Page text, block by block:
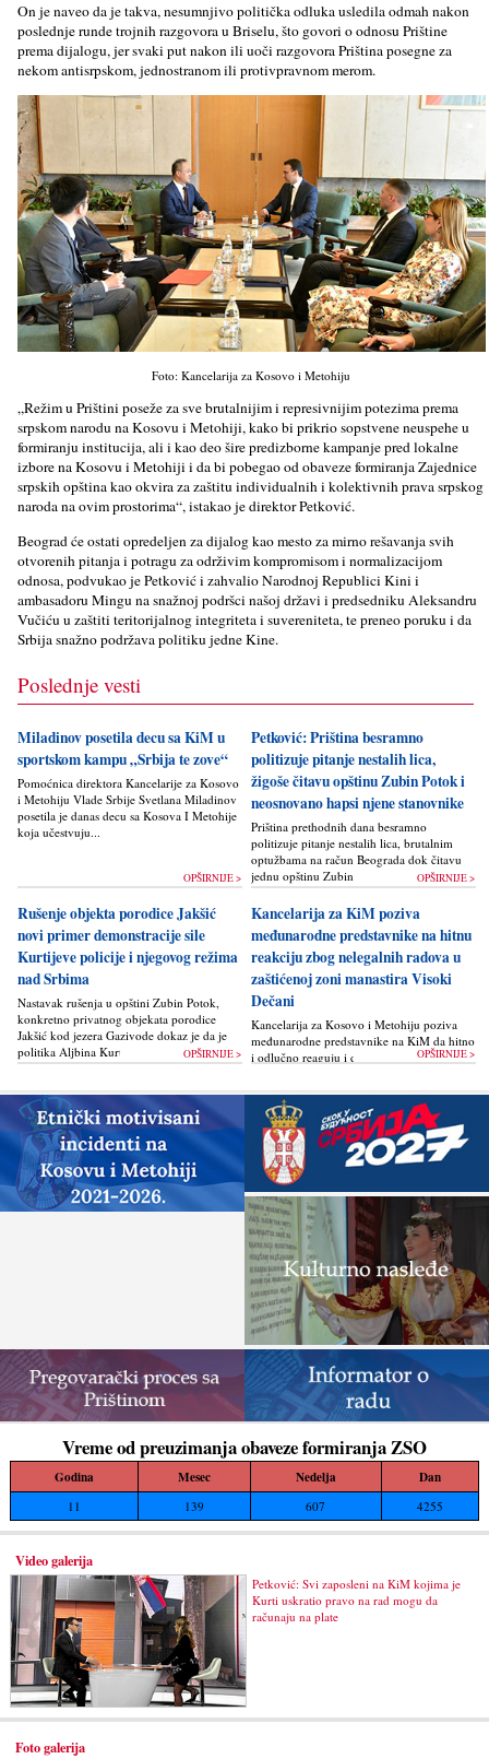
On je naveo da je takva, nesumnjivo politička odluka usledila odmah nakon
poslednje runde trojnih razgovora u Briselu, što govori o odnosu Prištine
prema dijalogu, jer svaki put nakon ili uoči razgovora Priština posegne za
nekom antisrpskom, jednostranom ili protivpravnom merom.
Foto: Kancelarija za Kosovo i Metohiju
„Režim u Prištini poseže za sve brutalnijim i represivnijim potezima prema
srpskom narodu na Kosovu i Metohiji, kako bi prikrio sopstvene neuspehe u
formiranju institucija, ali i kao deo šire predizborne kampanje pred lokalne
izbore na Kosovu i Metohiji i da bi pobegao od obaveze formiranja Zajednice
srpskih opština kao okvira za zaštitu individualnih i kolektivnih prava srpskog
naroda na ovim prostorima“, istakao je direktor Petković.
Beograd će ostati opredeljen za dijalog kao mesto za mirno rešavanja svih
otvorenih pitanja i potragu za održivim kompromisom i normalizacijom
odnosa, podvukao je Petković i zahvalio Narodnoj Republici Kini i
ambasadoru Mingu na snažnoj podršci našoj državi i predsedniku Aleksandru
Vučiću u zaštiti teritorijalnog integriteta i suvereniteta, te preneo poruku i da
Srbija snažno podržava politiku jedne Kine.
Poslednje vesti
Miladinov posetila decu sa KiM u
sportskom kampu „Srbija te zove“
Pomoćnica direktora Kancelarije za Kosovo
i Metohiju Vlade Srbije Svetlana Miladinov
posetila je danas decu sa Kosova I Metohije
koja učestvuju...
OPŠIRNIJE >
Petković: Priština besramno
politizuje pitanje nestalih lica,
žigoše čitavu opštinu Zubin Potok i
neosnovano hapsi njene stanovnike
Priština prethodnih dana besramno
politizuje pitanje nestalih lica, brutalnim
optužbama na račun Beograda dok čitavu
jednu opštinu Zubin Potok žigoše...OPŠIRNIJE >
Rušenje objekta porodice Jakšić
novi primer demonstracije sile
Kurtijeve policije i njegovog režima
nad Srbima
Nastavak rušenja u opštini Zubin Potok,
konkretno privatnog objekata porodice
Jakšić kod jezera Gazivode dokaz je da je
politika Alјbina Kurtija...
OPŠIRNIJE >
Kancelarija za KiM poziva
međunarodne predstavnike na hitnu
reakciju zbog nelegalnih radova u
zaštićenoj zoni manastira Visoki
Dečani
Kancelarija za Kosovo i Metohiju poziva
međunarodne predstavnike na KiM da hitno
i odlučno reaguju i da bez odlaganja
građevinskih...
OPŠIRNIJE >
Vreme od preuzimanja obaveze formiranja ZSO
Godina Mesec Nedelja Dan
11 139 607 4255
Video galerija
Petković: Svi zaposleni na KiM kojima je
Kurti uskratio pravo na rad mogu da
računaju na plate
Foto galerija